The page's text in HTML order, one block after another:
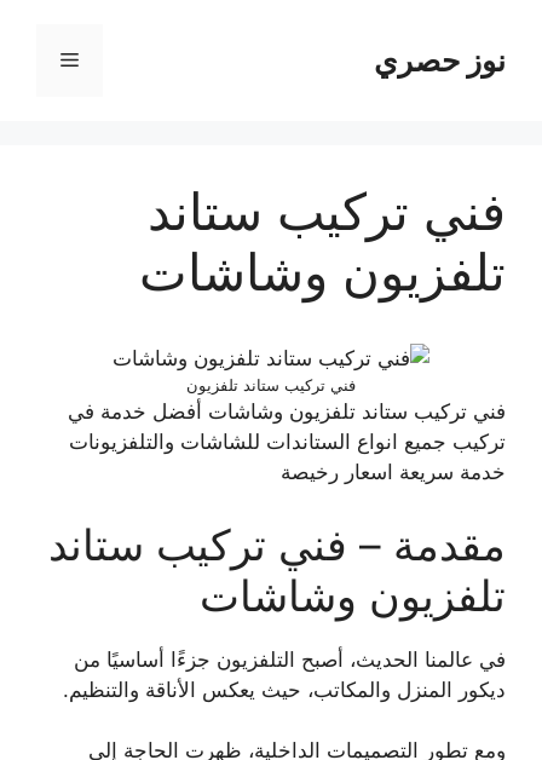
المحتوىنوز حصري القائمة
فني تركيب ستاند
تلفزيون وشاشات
فني تركيب ستاند تلفزيون
فني تركيب ستاند تلفزيون وشاشات أفضل خدمة في
تركيب جميع انواع الستاندات للشاشات والتلفزيونات
خدمة سريعة اسعار رخيصة
مقدمة – فني تركيب ستاند
تلفزيون وشاشات
في عالمنا الحديث، أصبح التلفزيون جزءًا أساسيًا من
ديكور المنزل والمكاتب، حيث يعكس الأناقة والتنظيم.
ومع تطور التصميمات الداخلية، ظهرت الحاجة إلى